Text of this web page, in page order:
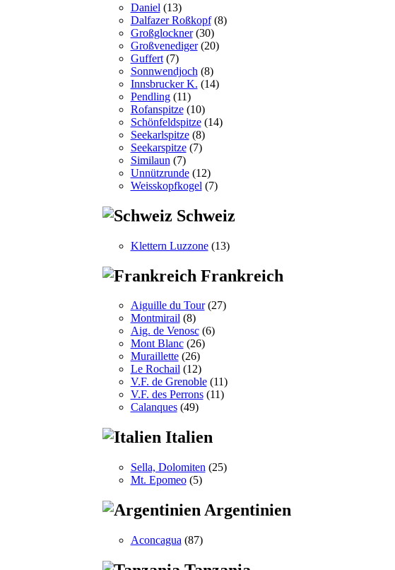
Daniel (13)
Dalfazer Roßkopf(8)
Großglockner(30)
Großvenediger(20)
Guffert(7)
Sonnwendjoch (8)
Innsbrucker K. (14)
Pendling(11)
Rofanspitze(10)
Schönfeldspitze(14)
Seekarlspitze(8)
Seekarspitze(7)
Similaun (7)
Unnützrunde(12)
Weisskopfkogel (7)
Schweiz
Klettern Luzzone(13)
Frankreich
Aiguille du Tour(27)
Montmirail(8)
Aig. de Venosc(6)
Mont Blanc(26)
Muraillette(26)
Le Rochail(12)
V.F. de Grenoble(11)
V.F. des Perrons(11)
Calanques(49)
Italien
Sella, Dolomiten (25)
Mt. Epomeo(5)
Argentinien
Aconcagua (87)